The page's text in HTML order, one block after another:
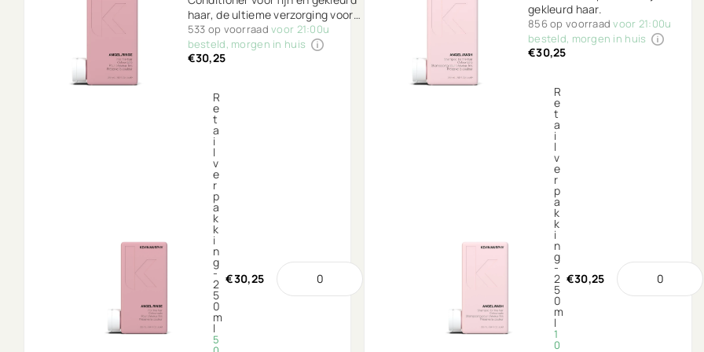
haar, de ultieme verzorging voor
je haar die het voller en
volumineuzer maakt.
533 op voorraadvoor 21:00u
besteld, morgen in huis
€30,25
R
e
t
a
i
l
v
e
r
p
a
k
k
i
n
g
-
2
5
0
m
l
5
€30,25
gekleurd haar.
856 op voorraadvoor 21:00u
besteld, morgen in huis
€30,25
R
e
t
a
i
l
v
e
r
p
a
k
k
i
n
g
-
2
5
0
m
l
1
0
€30,25